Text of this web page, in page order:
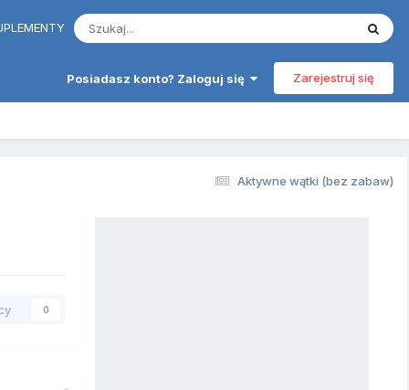
Posiadasz konto? Zaloguj się Zarejestruj się
Aktywne wątki (bez zabaw)
0